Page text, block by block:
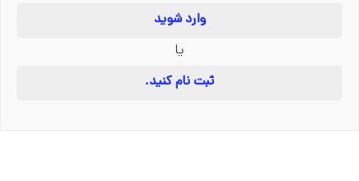
وارد شوید
یا
ثبت نام کنید.